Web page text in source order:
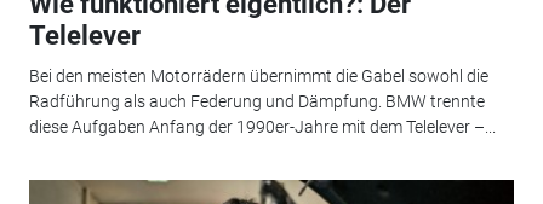
Telelever
Bei den meisten Motorrädern übernimmt die Gabel sowohl die
Radführung als auch Federung und Dämpfung. BMW trennte
diese Aufgaben Anfang der 1990er-Jahre mit dem Telelever –...